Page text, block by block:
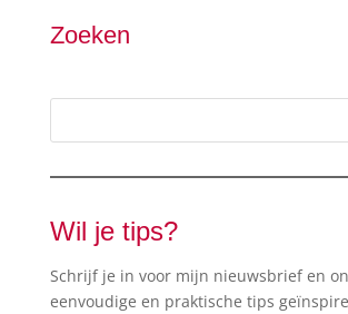
Zoeken
Wil je tips?
Schrijf je in voor mijn nieuwsbrief en
eenvoudige en praktische tips